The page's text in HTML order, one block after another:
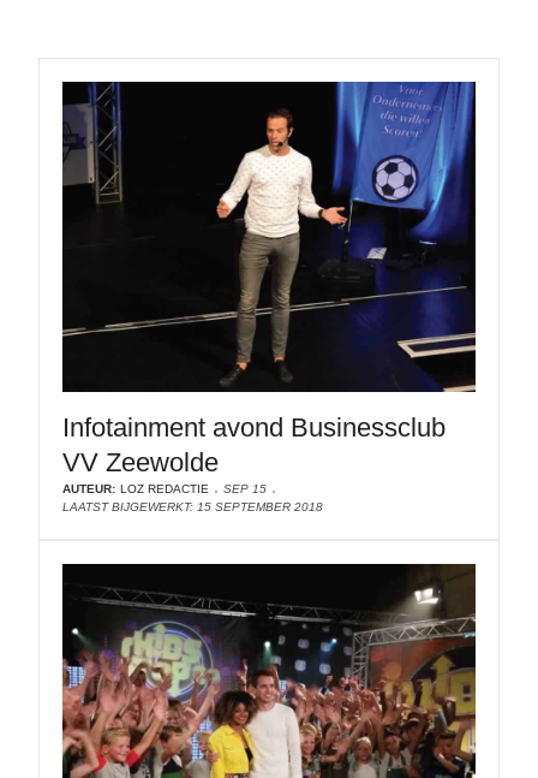
Infotainment avond Businessclub
VV Zeewolde
AUTEUR: LOZ REDACTIE
SEP 15
LAATST BIJGEWERKT: 15 SEPTEMBER 2018